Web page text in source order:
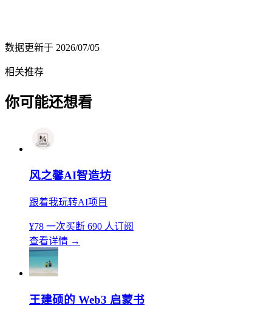
数据更新于 2026/07/05
相关推荐
你可能还想看
风之馨AI智造坊
跟着我玩转AI项目
¥78 一次买断 690 人订阅
查看详情 →
王建硕的 Web3 启蒙书